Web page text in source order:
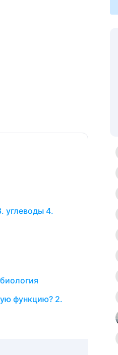
углеводы 4.
функцию? 2.